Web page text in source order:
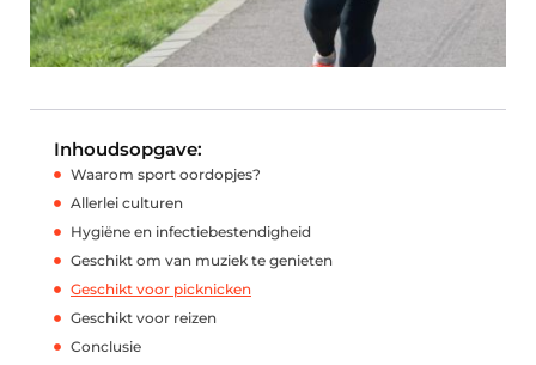
Inhoudsopgave:
Waarom sport oordopjes?
Allerlei culturen
Hygiëne en infectiebestendigheid
Geschikt om van muziek te genieten
Geschikt voor picknicken
Geschikt voor reizen
Conclusie